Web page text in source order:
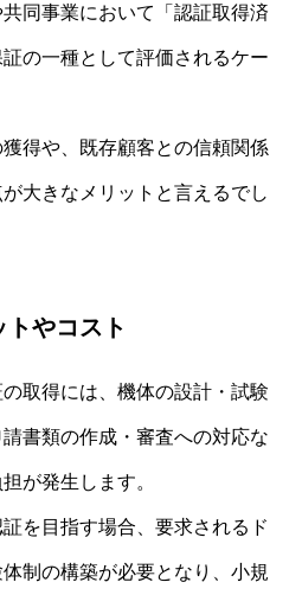
同事業において「認証取得済
の一種として評価されるケー
得や、既存顧客との信頼関係
大きなメリットと言えるでし
やコスト
取得には、機体の設計・試験
書類の作成・審査への対応な
が発生します。
を目指す場合、要求されるド
制の構築が必要となり、小規